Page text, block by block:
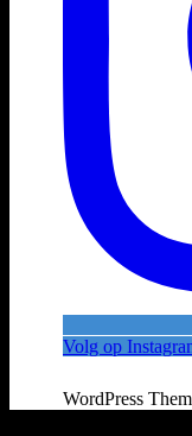
Volg op
WordPress